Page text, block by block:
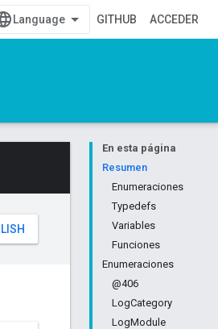
GITHUB ACCEDER
En esta página
Resumen
Enumeraciones
Typedefs
Variables
Funciones
Enumeraciones
@406
LogCategory
LogModule